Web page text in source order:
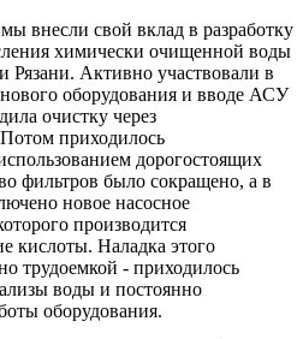
внесли свой вклад в разработку
химически очищенной воды
Рязани. Активно участвовали в
оборудования и вводе АСУ
очистку через
приходилось
дорогостоящих
фильтров было сокращено, а в
новое насосное
производится
кислоты. Наладка этого
трудоемкой - приходилось
воды и постоянно
оборудования.